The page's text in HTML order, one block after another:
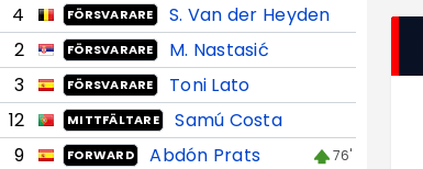
4
FÖRSVARARE
S. Van der Heyden
2
FÖRSVARARE
M. Nastasić
3
FÖRSVARARE
Toni Lato
12
MITTFÄLTARE
Samú Costa
9
FORWARD Abdón Prats 76'